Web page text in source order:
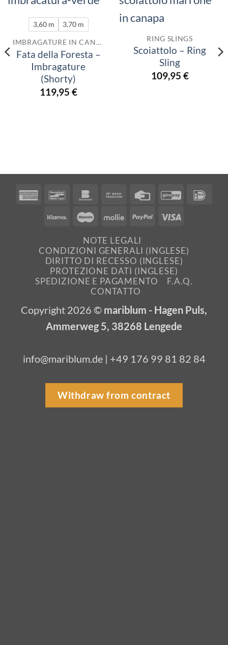
3,60 m 3,70 m
IMBRAGATURE IN CANAPA
Fata della Foresta –
Imbragature
(Shorty)
119,95 €
RING SLINGS
Scoiattolo – Ring
Sling
109,95 €
AmericanBancontactBankomat
Bank
CreditGiroPay
Klarna MaestroMolliePayPal
NOTE LEGALI
CONDIZIONI GENERALI (INGLESE)
DIRITTO DI RECESSO (INGLESE)
PROTEZIONE DATI (INGLESE)
SPEDIZIONE E PAGAMENTO
F.A.Q.
CONTATTO
Copyright 2026 © mariblum - Hagen Puls,
Ammerweg 5, 38268 Lengede
info@mariblum.de | +49 176 99 81 82 84
Withdraw from contract